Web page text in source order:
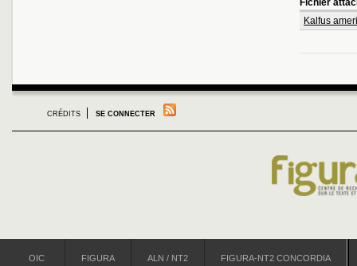
Fichier
Kalfus
CRÉDITS SE CONNECTER
OIC FIGURA ALN / NT2 FIGURA-NT2 CONCORDIA